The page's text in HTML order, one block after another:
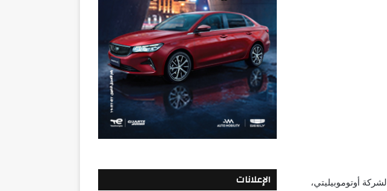
لشركة أوتوموبيليتي،
الإعلانات